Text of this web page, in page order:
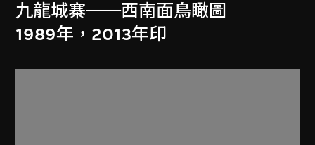
九龍城寨──西南面鳥瞰圖
1989年，2013年印